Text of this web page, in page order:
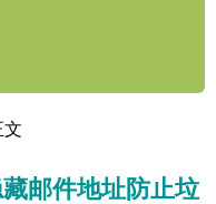
文
邮件地址防止垃